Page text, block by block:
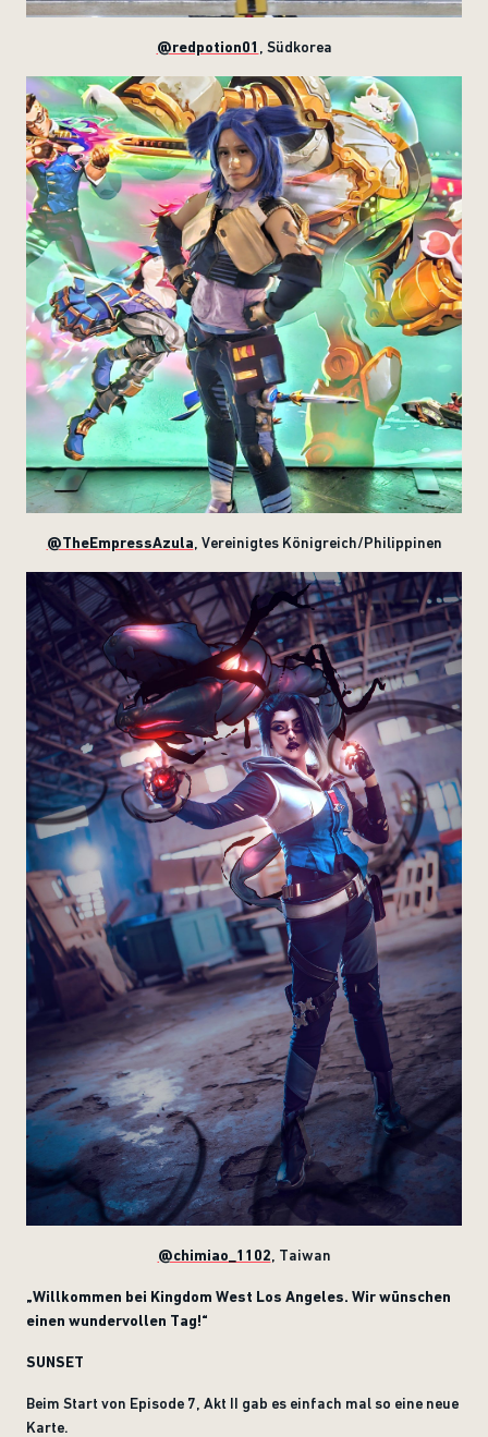
@redpotion01 , Südkorea
@TheEmpressAzula Vereinigtes Königreich/Philippinen
@chimiao_1102 , Taiwan
„Willkommen bei Kingdom West Los Angeles. Wir wünschen
einen wundervollen Tag!“
SUNSET
Beim Start von Episode 7, Akt II gab es einfach mal so eine neue
Karte.